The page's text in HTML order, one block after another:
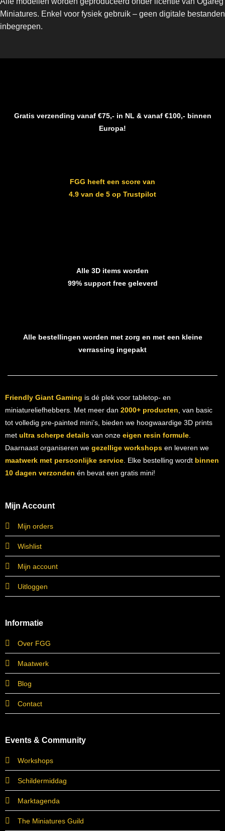
Miniatures. Enkel voor fysiek gebruik – geen digitale bestanden
inbegrepen.
Gratis verzending vanaf €75,- in NL & vanaf €100,- binnen
Europa!
FGG heeft een score van
4.9 van de 5 op Trustpilot
Alle 3D items worden
99% support free geleverd
Alle bestellingen worden met zorg en met een kleine
verrassing ingepakt
Friendly Giant Gaming is dé plek voor tabletop- en
miniatureliefhebbers. Met meer dan 2000+ producten, van basic
tot volledig pre-painted mini’s, bieden we hoogwaardige 3D prints
met ultra scherpe detailsvan onze eigen resin formule.
Daarnaast organiseren we gezellige workshopsen leveren we
maatwerk met persoonlijke service. Elke bestelling wordt binnen
10 dagen verzonden én bevat een gratis mini!
Mijn Account
Mijn orders
Wishlist
Mijn account
Uitloggen
Informatie
Over FGG
Maatwerk
Blog
Contact
Events & Community
Workshops
Schildermiddag
Marktagenda
The Miniatures Guild